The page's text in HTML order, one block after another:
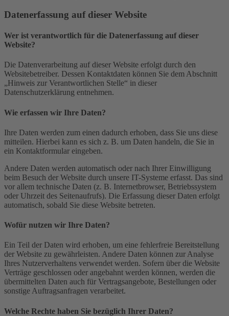
Datenerfassung auf dieser Website
Wer ist verantwortlich für die Datenerfassung auf dieser
Website?
Die Datenverarbeitung auf dieser Website erfolgt durch den
Websitebetreiber. Dessen Kontaktdaten können Sie dem Abschnitt
„Hinweis zur Verantwortlichen Stelle“ in dieser
Datenschutzerklärung entnehmen.
Wie erfassen wir Ihre Daten?
Ihre Daten werden zum einen dadurch erhoben, dass Sie uns diese
mitteilen. Hierbei kann es sich z. B. um Daten handeln, die Sie in
ein Kontaktformular eingeben.
Andere Daten werden automatisch oder nach Ihrer Einwilligung
beim Besuch der Website durch unsere IT-Systeme erfasst. Das sind
vor allem technische Daten (z. B. Internetbrowser, Betriebssystem
oder Uhrzeit des Seitenaufrufs). Die Erfassung dieser Daten erfolgt
automatisch, sobald Sie diese Website betreten.
Wofür nutzen wir Ihre Daten?
Ein Teil der Daten wird erhoben, um eine fehlerfreie Bereitstellung
der Website zu gewährleisten. Andere Daten können zur Analyse
Ihres Nutzerverhaltens verwendet werden. Sofern über die Website
Verträge geschlossen oder angebahnt werden können, werden die
übermittelten Daten auch für Vertragsangebote, Bestellungen oder
sonstige Auftragsanfragen verarbeitet.
Welche Rechte haben Sie bezüglich Ihrer Daten?